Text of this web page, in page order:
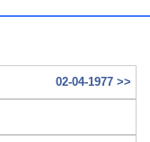
02-04-1977 >>